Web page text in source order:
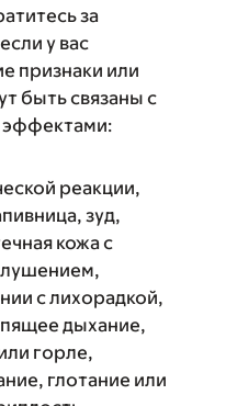
за
у вас
признаки или
быть связаны с
реакции,
зуд,
кожа с
с лихорадкой,
дыхание,
горле,
глотание или